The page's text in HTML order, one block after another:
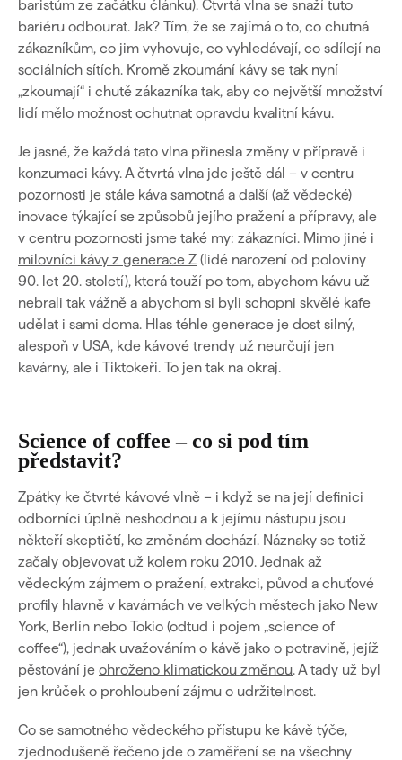
baristům ze začátku článku). Čtvrtá vlna se snaží tuto
bariéru odbourat. Jak? Tím, že se zajímá o to, co chutná
zákazníkům, co jim vyhovuje, co vyhledávají, co sdílejí na
sociálních sítích. Kromě zkoumání kávy se tak nyní
„zkoumají“ i chutě zákazníka tak, aby co největší množství
lidí mělo možnost ochutnat opravdu kvalitní kávu.
Je jasné, že každá tato vlna přinesla změny v přípravě i
konzumaci kávy. A čtvrtá vlna jde ještě dál – v centru
pozornosti je stále káva samotná a další (až vědecké)
inovace týkající se způsobů jejího pražení a přípravy, ale
v centru pozornosti jsme také my: zákazníci. Mimo jiné i
milovníci kávy z generace Z (lidé narození od poloviny
90. let 20. století), která touží po tom, abychom kávu už
nebrali tak vážně a abychom si byli schopni skvělé kafe
udělat i sami doma. Hlas téhle generace je dost silný,
alespoň v USA, kde kávové trendy už neurčují jen
kavárny, ale i Tiktokeři. To jen tak na okraj.
Science of coffee – co si pod tím
představit?
Zpátky ke čtvrté kávové vlně – i když se na její definici
odborníci úplně neshodnou a k jejímu nástupu jsou
někteří skeptičtí, ke změnám dochází. Náznaky se totiž
začaly objevovat už kolem roku 2010. Jednak až
vědeckým zájmem o pražení, extrakci, původ a chuťové
profily hlavně v kavárnách ve velkých městech jako New
York, Berlín nebo Tokio (odtud i pojem „science of
coffee“), jednak uvažováním o kávě jako o potravině, jejíž
pěstování je ohroženo klimatickou změnou. A tady už byl
jen krůček o prohloubení zájmu o udržitelnost.
Co se samotného vědeckého přístupu ke kávě týče,
zjednodušeně řečeno jde o zaměření se na všechny